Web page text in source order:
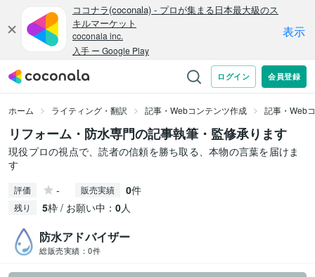
ホーム ライティング・翻訳 記事・Webコンテンツ作成 記事・Web
リフォーム・防水専門の記事執筆・監修承ります
現役プロの視点で、読者の信頼を勝ち取る、本物の言葉を届けま
す
評価 - 販売実績 0件
残り 5枠 / お願い中： 0人
防水アドバイザー
総販売実績： 0件